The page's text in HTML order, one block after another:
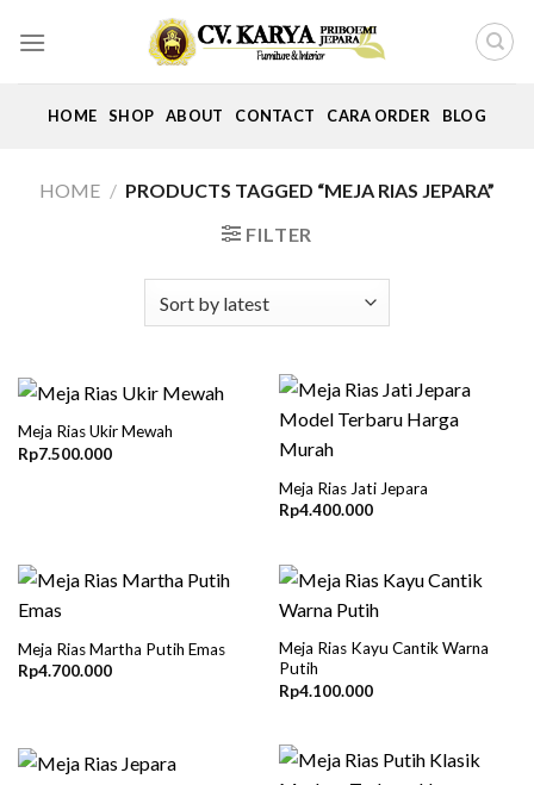
HOME SHOP ABOUT CONTACT CARA ORDER BLOG
HOME / PRODUCTS TAGGED “MEJA RIAS JEPARA”
FILTER
Meja Rias Ukir Mewah
Rp7.500.000
Meja Rias Jati Jepara
Rp4.400.000
Meja Rias Martha Putih Emas
Rp4.700.000
Meja Rias Kayu Cantik Warna
Putih
Rp4.100.000